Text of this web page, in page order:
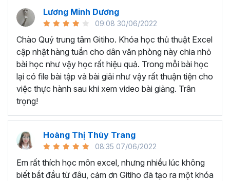
Nội dung bài giảng trong khóa
học thủ thuật trên Excel của
Gitiho?
Khóa học Thủ thuật Excel cập nhật các mẹo Excel văn
phòng hàng tuần, bạn có thể được update những nội
dung mới nhất về tin học văn phòng như sau:
Định dạng nhanh bằng công cụFormat Paintervà
toán, các thủ thuật excel tính tổng, đặt tên nhanh
cho bảng tính, hiển thị công thức trong ô, tạo ghi
chú và cố định dòng - cột.
Kỹ thuật định dạng và xử lý dữ liệu bao gồm tự động
Lương Minh Dương
09:08 30/06/2022
Chào Quý trung tâm Gitiho. Khóa học thủ thuật Excel
cập nhật hàng tuần cho dân văn phòng này chia nhỏ
bài học như vậy học rất hiệu quả. Trong mỗi bài học
lại có file bài tập và bài giải như vậy rất thuận tiện cho
việc thực hành sau khi xem video bài giảng. Trân
trọng!
Hoàng Thị Thùy Trang
08:35 07/06/2022
Em rất thích học môn excel, nhưng nhiều lúc không
biết bắt đầu từ đâu, cảm ơn Gitiho đã tạo ra một khóa